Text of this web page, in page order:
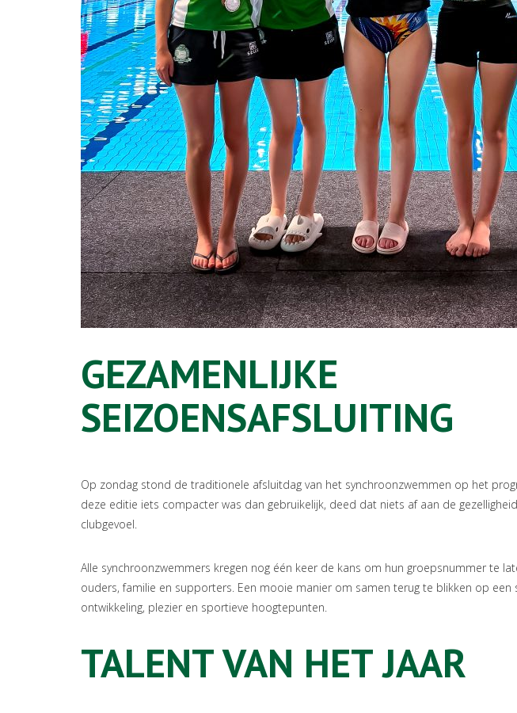
GEZAMENLIJKE
SEIZOENSAFSLUITING
Op zondag stond de traditionele afsluitdag van het synchroonzwemmen op het
deze editie iets compacter was dan gebruikelijk, deed dat niets af aan de
clubgevoel.
Alle synchroonzwemmers kregen nog één keer de kans om hun groepsnummer te
ouders, familie en supporters. Een mooie manier om samen terug te blikken op een
ontwikkeling, plezier en sportieve hoogtepunten.
TALENT VAN HET JAAR